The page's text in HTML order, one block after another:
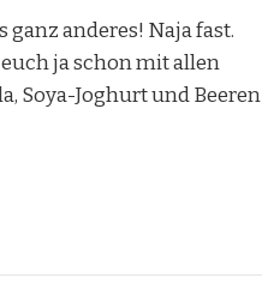
ganz anderes! Naja fast.
ja schon mit allen
Soya-Joghurt und Beeren